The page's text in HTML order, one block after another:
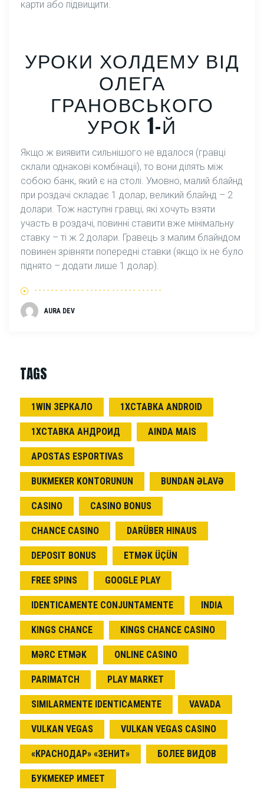
карти або підвищити.
УРОКИ ХОЛДЕМУ ВІД
ОЛЕГА
ГРАНОВСЬКОГО
УРОК 1-Й
Якщо ж виявити сильнішого не вдалося (гравці
склали однакові комбінації), то вони ділять між
собою банк, який є на столі. Умовно, малий блайнд
при роздачі складає 1 долар, великий блайнд – 2
долари. Тож наступні гравці, які хочуть взяти
участь в роздачі, повинні ставити вже мінімальну
ставку – ті ж 2 долари. Гравець з малим блайндом
повинен зрівняти попередні ставки (якщо їх не було
піднято – додати лише 1 долар).
AURA DEV
TAGS
1WIN ЗЕРКАЛО 1ХСТАВКА ANDROID
1ХСТАВКА АНДРОИД AINDA MAIS
APOSTAS ESPORTIVAS
BUKMEKER KONTORUNUN BUNDAN ƏLAVƏ
CASINO CASINO BONUS
CHANCE CASINO DARÜBER HINAUS
DEPOSIT BONUS ETMƏK ÜÇÜN
FREE SPINS GOOGLE PLAY
IDENTICAMENTE CONJUNTAMENTE INDIA
KINGS CHANCE KINGS CHANCE CASINO
MƏRC ETMƏK ONLINE CASINO
PARIMATCH PLAY MARKET
SIMILARMENTE IDENTICAMENTE VAVADA
VULKAN VEGAS VULKAN VEGAS CASINO
«КРАСНОДАР» «ЗЕНИТ» БОЛЕЕ ВИДОВ
БУКМЕКЕР ИМЕЕТ